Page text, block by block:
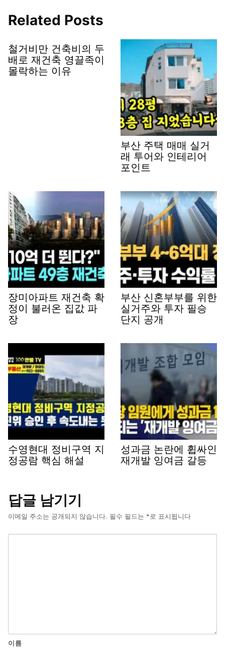
Related Posts
철거비만 건축비의 두
배로 재건축 영끌족이
몰락하는 이유
부산 주택 매매 실거
래 투어와 인테리어
포인트
장미아파트 재건축 확
정이 불러온 집값 파
장
부산 신혼부부를 위한
실거주와 투자 필승
단지 공개
수영현대 정비구역 지
정공람 핵심 해설
성과금 논란에 휩싸인
재개발 잉여금 갈등
답글 남기기
이메일 주소는 공개되지 않습니다. 필수 필드는 *로 표시됩니다
이름